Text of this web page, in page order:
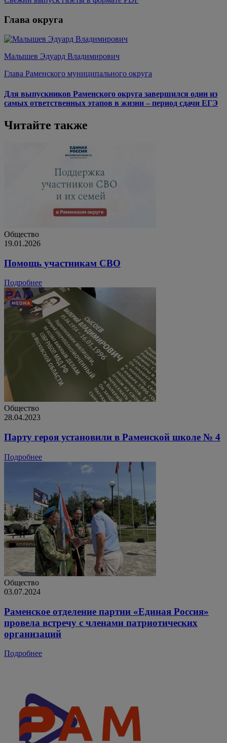
Глава округа
Малышев Эдуард Владимирович
Глава Раменского муниципального округа
Для выпускников Раменского округа завершился один из
самых ответственных этапов в жизни – период сдачи ЕГЭ
Читайте также
Общество
19.01.2026
Помощь участникам СВО
Подробнее
Общество
28.04.2023
Парту героя установили в Раменской школе № 4
Подробнее
Общество
03.07.2024
Раменское отделение партии «Единая Россия»
провела встречу с членами патриотических
организаций
Подробнее